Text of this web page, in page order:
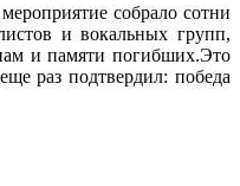
собрало сотни
и вокальных групп,
и памяти погибших.Это
раз подтвердил: победа